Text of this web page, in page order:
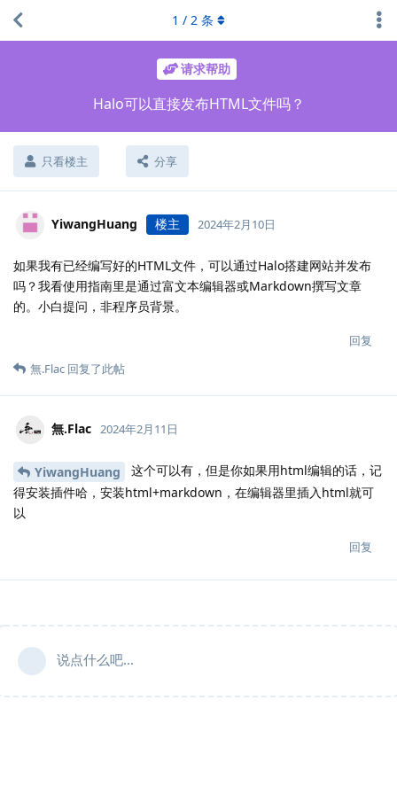
请求帮助
Halo可以直接发布HTML文件吗？
只看楼主 分享
1 / 2 条
YiwangHuang 楼主 2024年2月10日
如果我有已经编写好的HTML文件，可以通过Halo搭建网站并发布
吗？我看使用指南里是通过富文本编辑器或Markdown撰写文章
的。小白提问，非程序员背景。
回复
無.​Flac 回复了此帖
無.​Flac 2024年2月11日
YiwangHuang
这个可以有，但是你如果用html编辑的话，记
得安装插件哈，安装html+markdown，在编辑器里插入html就可
以
回复
说点什么吧...